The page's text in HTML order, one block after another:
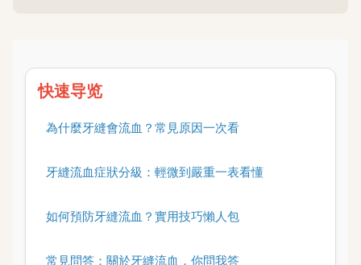
快速导览
為什麼牙縫會流血？常見原因一次看
牙縫流血症狀分級：輕微到嚴重一表看懂
如何預防牙縫流血？實用技巧懶人包
常見問答：關於牙縫流血，你問我答